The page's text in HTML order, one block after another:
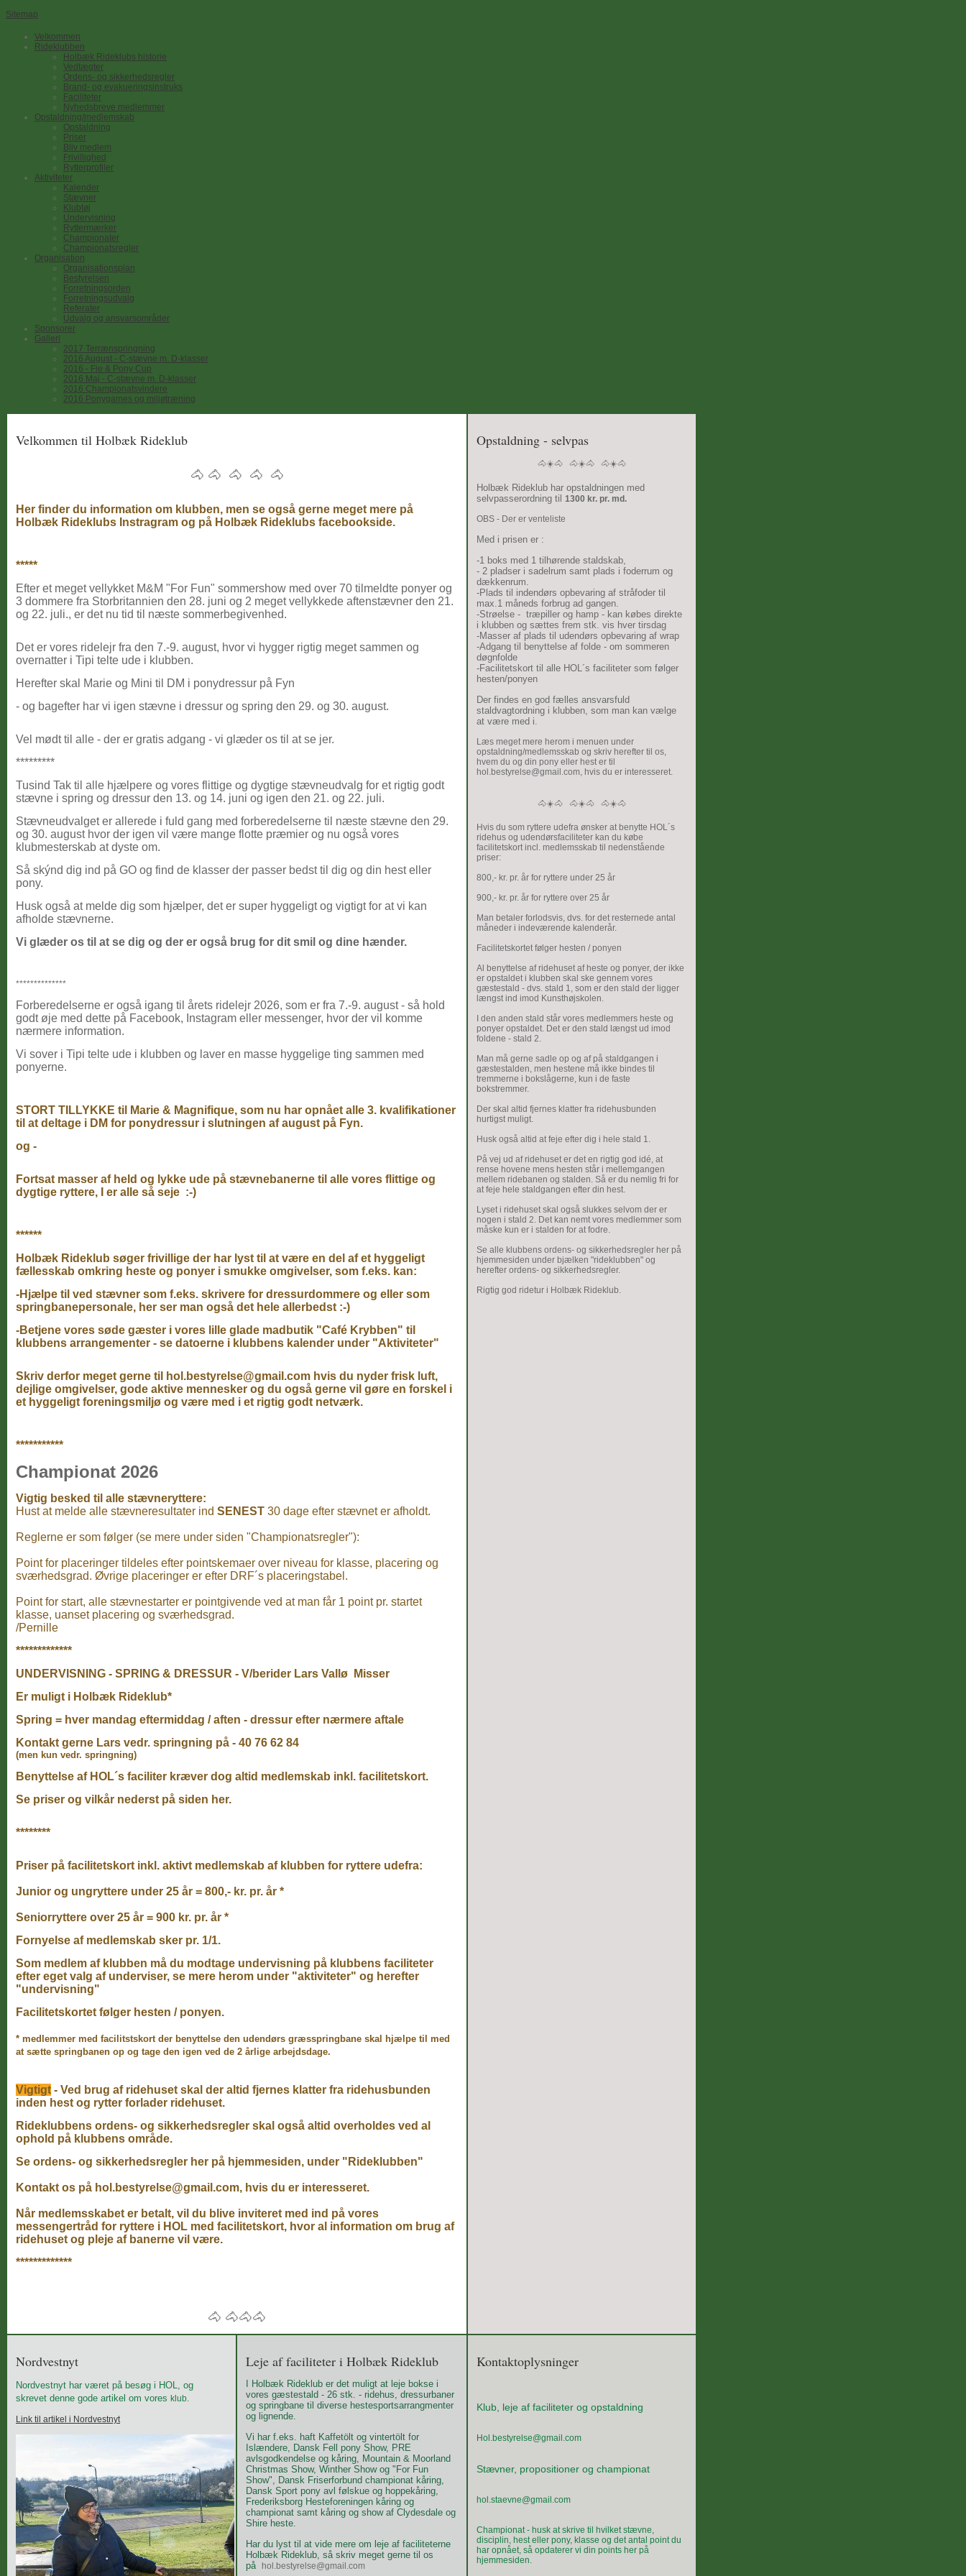
Sitemap
Velkommen
Rideklubben
Holbæk Rideklubs historie
Vedtægter
Ordens- og sikkerhedsregler
Brand- og evakueringsinstruks
Faciliteter
Nyhedsbreve medlemmer
Opstaldning/medlemskab
Opstaldning
Priser
Bliv medlem
Frivillighed
Rytterprofiler
Aktiviteter
Kalender
Stævner
Klubtøj
Undervisning
Ryttermærker
Championater
Championatsregler
Organisation
Organisationsplan
Bestyrelsen
Forretningsorden
Forretningsudvalg
Referater
Udvalg og ansvarsområder
Sponsorer
Galleri
2017 Terrænspringning
2016 August - C-stævne m. D-klasser
2016 - Fie & Pony Cup
2016 Maj - C-stævne m. D-klasser
2016 Championatsvindere
2016 Ponygames og miljøtræning
Velkommen til Holbæk Rideklub
🐴 🐴 🐴 🐴 🐴
Her finder du information om klubben, men se også gerne meget mere på
Holbæk Rideklubs Instragram og på Holbæk Rideklubs facebookside.
*****
Efter et meget vellykket M&M "For Fun" sommershow med over 70 tilmeldte ponyer og
3 dommere fra Storbritannien den 28. juni og 2 meget vellykkede aftenstævner den 21.
og 22. juli., er det nu tid til næste sommerbegivenhed.
Det er vores ridelejr fra den 7.-9. august, hvor vi hygger rigtig meget sammen og
overnatter i Tipi telte ude i klubben.
Herefter skal Marie og Mini til DM i ponydressur på Fyn
- og bagefter har vi igen stævne i dressur og spring den 29. og 30. august.
Vel mødt til alle - der er gratis adgang - vi glæder os til at se jer.
*********
Tusind Tak til alle hjælpere og vores flittige og dygtige stævneudvalg for et rigtig godt
stævne i spring og dressur den 13. og 14. juni og igen den 21. og 22. juli.
Stævneudvalget er allerede i fuld gang med forberedelserne til næste stævne den 29.
og 30. august hvor der igen vil være mange flotte præmier og nu også vores
klubmesterskab at dyste om.
Så skýnd dig ind på GO og find de klasser der passer bedst til dig og din hest eller
pony.
Husk også at melde dig som hjælper, det er super hyggeligt og vigtigt for at vi kan
afholde stævnerne.
Vi glæder os til at se dig og der er også brug for dit smil og dine hænder.
**************
Forberedelserne er også igang til årets ridelejr 2026, som er fra 7.-9. august - så hold
godt øje med dette på Facebook, Instagram eller messenger, hvor der vil komme
nærmere information.
Vi sover i Tipi telte ude i klubben og laver en masse hyggelige ting sammen med
ponyerne.
STORT TILLYKKE til Marie & Magnifique, som nu har opnået alle 3. kvalifikationer
til at deltage i DM for ponydressur i slutningen af august på Fyn.
og -
Fortsat masser af held og lykke ude på stævnebanerne til alle vores flittige og
dygtige ryttere, I er alle så seje :-)
******
Holbæk Rideklub søger frivillige der har lyst til at være en del af et hyggeligt
fællesskab omkring heste og ponyer i smukke omgivelser, som f.eks. kan:
-Hjælpe til ved stævner som f.eks. skrivere for dressurdommere og eller som
springbanepersonale, her ser man også det hele allerbedst :-)
-Betjene vores søde gæster i vores lille glade madbutik "Café Krybben" til
klubbens arrangementer - se datoerne i klubbens kalender under "Aktiviteter"
Skriv derfor meget gerne til hol.bestyrelse@gmail.com hvis du nyder frisk luft,
dejlige omgivelser, gode aktive mennesker og du også gerne vil gøre en forskel i
et hyggeligt foreningsmiljø og være med i et rigtig godt netværk.
***********
Championat 2026
Vigtig besked til alle stævneryttere:
Hust at melde alle stævneresultater ind SENEST 30 dage efter stævnet er afholdt.
Reglerne er som følger (se mere under siden "Championatsregler"):
Point for placeringer tildeles efter pointskemaer over niveau for klasse, placering og
sværhedsgrad. Øvrige placeringer er efter DRF´s placeringstabel.
Point for start, alle stævnestarter er pointgivende ved at man får 1 point pr. startet
klasse, uanset placering og sværhedsgrad.
/Pernille
*************
UNDERVISNING - SPRING & DRESSUR - V/berider Lars Vallø Misser
Er muligt i Holbæk Rideklub*
Spring = hver mandag eftermiddag / aften - dressur efter nærmere aftale
Kontakt gerne Lars vedr. springning på - 40 76 62 84
(men kun vedr. springning)
Benyttelse af HOL´s faciliter kræver dog altid medlemskab inkl. facilitetskort.
Se priser og vilkår nederst på siden her.
********
Priser på facilitetskort inkl. aktivt medlemskab af klubben for ryttere udefra:
Junior og ungryttere under 25 år = 800,- kr. pr. år *
Seniorryttere over 25 år = 900 kr. pr. år *
Fornyelse af medlemskab sker pr. 1/1.
Som medlem af klubben må du modtage undervisning på klubbens faciliteter
efter eget valg af underviser, se mere herom under "aktiviteter" og herefter
"undervisning"
Facilitetskortet følger hesten / ponyen.
* medlemmer med facilitstskort der benyttelse den udendørs græsspringbane skal hjælpe til med
at sætte springbanen op og tage den igen ved de 2 årlige arbejdsdage.
Vigtigt - Ved brug af ridehuset skal der altid fjernes klatter fra ridehusbunden
inden hest og rytter forlader ridehuset.
Rideklubbens ordens- og sikkerhedsregler skal også altid overholdes ved al
ophold på klubbens område.
Se ordens- og sikkerhedsregler her på hjemmesiden, under "Rideklubben"
Kontakt os på hol.bestyrelse@gmail.com, hvis du er interesseret.
Når medlemsskabet er betalt, vil du blive inviteret med ind på vores
messengertråd for ryttere i HOL med facilitetskort, hvor al information om brug af
ridehuset og pleje af banerne vil være.
*************
🐴 🐴🐴🐴
Opstaldning - selvpas
🐴☀️🐴 🐴☀️🐴 🐴☀️🐴
Holbæk Rideklub har opstaldningen med
selvpasserordning til 1300 kr. pr. md.
OBS - Der er venteliste
Med i prisen er :
-1 boks med 1 tilhørende staldskab,
- 2 pladser i sadelrum samt plads i foderrum og
dækkenrum.
-Plads til indendørs opbevaring af stråfoder til
max.1 måneds forbrug ad gangen.
-Strøelse - træpiller og hamp - kan købes direkte
i klubben og sættes frem stk. vis hver tirsdag
-Masser af plads til udendørs opbevaring af wrap
-Adgang til benyttelse af folde - om sommeren
døgnfolde
-Facilitetskort til alle HOL´s faciliteter som følger
hesten/ponyen
Der findes en god fælles ansvarsfuld
staldvagtordning i klubben, som man kan vælge
at være med i.
Læs meget mere herom i menuen under
opstaldning/medlemsskab og skriv herefter til os,
hvem du og din pony eller hest er til
hol.bestyrelse@gmail.com, hvis du er interesseret.
🐴☀️🐴 🐴☀️🐴 🐴☀️🐴
Hvis du som ryttere udefra ønsker at benytte HOL´s
ridehus og udendørsfaciliteter kan du købe
facilitetskort incl. medlemsskab til nedenstående
priser:
800,- kr. pr. år for ryttere under 25 år
900,- kr. pr. år for ryttere over 25 år
Man betaler forlodsvis, dvs. for det resternede antal
måneder i indeværende kalenderår.
Facilitetskortet følger hesten / ponyen
Al benyttelse af ridehuset af heste og ponyer, der ikke
er opstaldet i klubben skal ske gennem vores
gæstestald - dvs. stald 1, som er den stald der ligger
længst ind imod Kunsthøjskolen.
I den anden stald står vores medlemmers heste og
ponyer opstaldet. Det er den stald længst ud imod
foldene - stald 2.
Man må gerne sadle op og af på staldgangen i
gæstestalden, men hestene må ikke bindes til
tremmerne i bokslågerne, kun i de faste
bokstremmer.
Der skal altid fjernes klatter fra ridehusbunden
hurtigst muligt.
Husk også altid at feje efter dig i hele stald 1.
På vej ud af ridehuset er det en rigtig god idé, at
rense hovene mens hesten står i mellemgangen
mellem ridebanen og stalden. Så er du nemlig fri for
at feje hele staldgangen efter din hest.
Lyset i ridehuset skal også slukkes selvom der er
nogen i stald 2. Det kan nemt vores medlemmer som
måske kun er i stalden for at fodre.
Se alle klubbens ordens- og sikkerhedsregler her på
hjemmesiden under bjælken "rideklubben" og
herefter ordens- og sikkerhedsregler.
Rigtig god ridetur i Holbæk Rideklub.
Nordvestnyt
Nordvestnyt har været på besøg i HOL, og
skrevet denne gode artikel om vores klub.
Link til artikel i Nordvestnyt
Leje af faciliteter i Holbæk Rideklub
I Holbæk Rideklub er det muligt at leje bokse i
vores gæstestald - 26 stk. - ridehus, dressurbaner
og springbane til diverse hestesportsarrangmenter
og lignende.
Vi har f.eks. haft Kaffetölt og vintertölt for
Islændere, Dansk Fell pony Show, PRE
avlsgodkendelse og kåring, Mountain & Moorland
Christmas Show, Winther Show og "For Fun
Show", Dansk Friserforbund championat kåring,
Dansk Sport pony avl følskue og hoppekåring,
Frederiksborg Hesteforeningen kåring og
championat samt kåring og show af Clydesdale og
Shire heste.
Har du lyst til at vide mere om leje af faciliteterne
Holbæk Rideklub, så skriv meget gerne til os
på
hol.bestyrelse@gmail.com
Kontaktoplysninger
Klub, leje af faciliteter og opstaldning
Hol.bestyrelse@gmail.com
Stævner, propositioner og championat
hol.staevne@gmail.com
Championat - husk at skrive til hvilket stævne,
disciplin, hest eller pony, klasse og det antal point du
har opnået, så opdaterer vi din points her på
hjemmesiden.